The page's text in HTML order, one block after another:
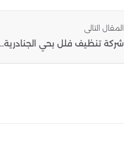
المقال التالى
شركة تنظيف فلل بحي الجنادرية..